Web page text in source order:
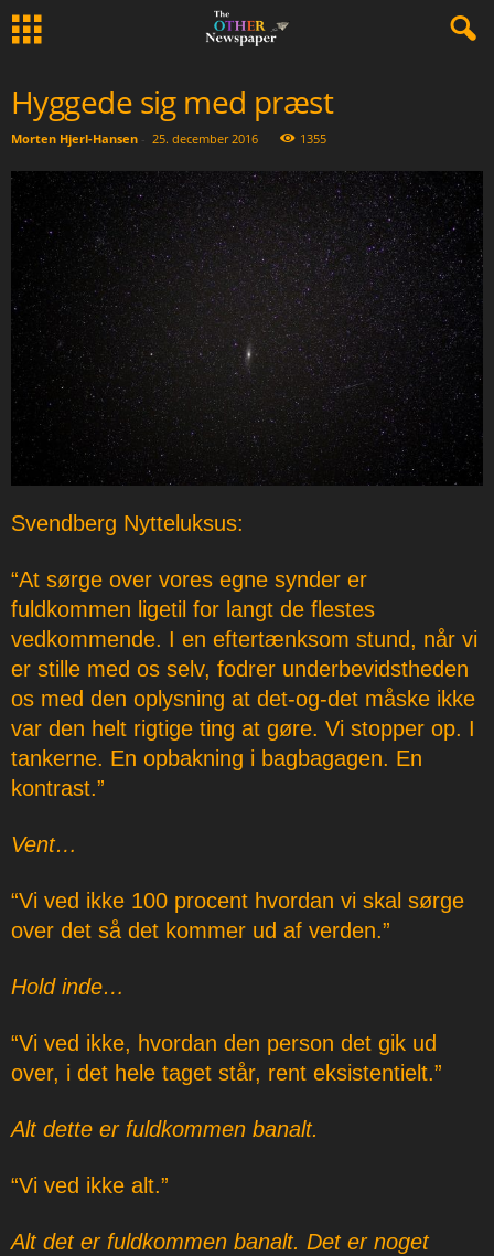
Hyggede sig med præst
Morten Hjerl-Hansen - 25. december 2016 1355
Svendberg Nytteluksus:
“At sørge over vores egne synder er
fuldkommen ligetil for langt de flestes
vedkommende. I en eftertænksom stund, når vi
er stille med os selv, fodrer underbevidstheden
os med den oplysning at det-og-det måske ikke
var den helt rigtige ting at gøre. Vi stopper op. I
tankerne. En opbakning i bagbagagen. En
kontrast.”
Vent…
“Vi ved ikke 100 procent hvordan vi skal sørge
over det så det kommer ud af verden.”
Hold inde…
“Vi ved ikke, hvordan den person det gik ud
over, i det hele taget står, rent eksistentielt.”
Alt dette er fuldkommen banalt.
“Vi ved ikke alt.”
Alt det er fuldkommen banalt. Det er noget